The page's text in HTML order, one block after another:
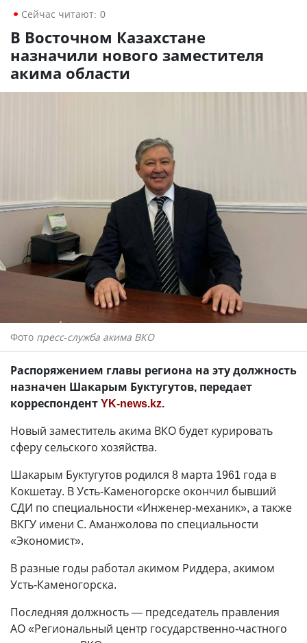
Сейчас читают: 0
В Восточном Казахстане
назначили нового заместителя
акима области
Фото пресс-служба акима ВКО
Распоряжением главы региона на эту должность
назначен Шакарым Буктугутов, передает
корреспондентYK-news.kz.
Новый заместитель акима ВКО будет курировать
сферу сельского хозяйства.
Шакарым Буктугутов родился 8 марта 1961 года в
Кокшетау. В Усть-Каменогорске окончил бывший
СДИ по специальности «Инженер-механик», а также
ВКГУ имени С. Аманжолова по специальности
«Экономист».
В разные годы работал акимом Риддера, акимом
Усть-Каменогорска.
Последняя должность — председатель правления
АО «Региональный центр государственно-частного